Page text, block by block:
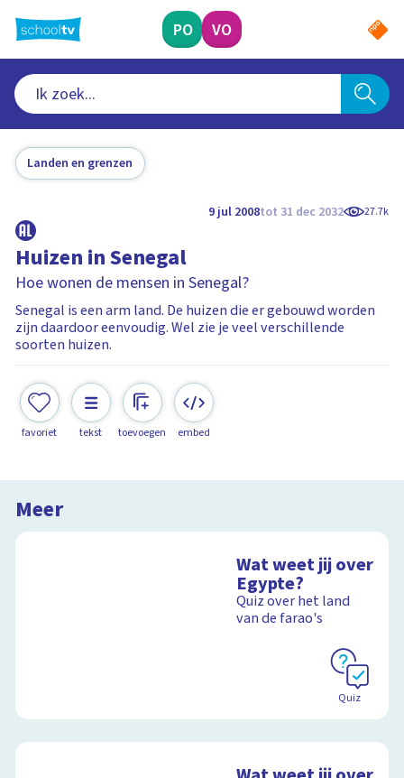
naar
hoofdinhoud
PO VO
Landen en grenzen
9 jul 2008tot 31 dec 2032 27.7k
Huizen in Senegal
Hoe wonen de mensen in Senegal?
Senegal is een arm land. De huizen die er gebouwd worden
zijn daardoor eenvoudig. Wel zie je veel verschillende
soorten huizen.
favoriet tekst toevoegen embed
Meer
Wat weet jij over
Egypte?
Quiz over het land
van de farao's
Quiz